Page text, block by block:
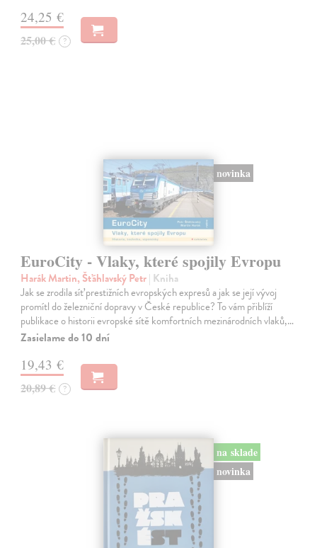
24,25 €
25,00 € ?
novinka
EuroCity - Vlaky, které spojily Evropu
Harák Martin, Šťáhlavský Petr| Kniha
Jak se zrodila síť prestižních evropských expresů a jak se její vývoj
promítl do železniční dopravy v České republice? To vám přiblíží
publikace o historii evropské sítě komfortních mezinárodních vlaků,…
Zasielame do 10 dní
19,43 €
20,89 € ?
na sklade
novinka